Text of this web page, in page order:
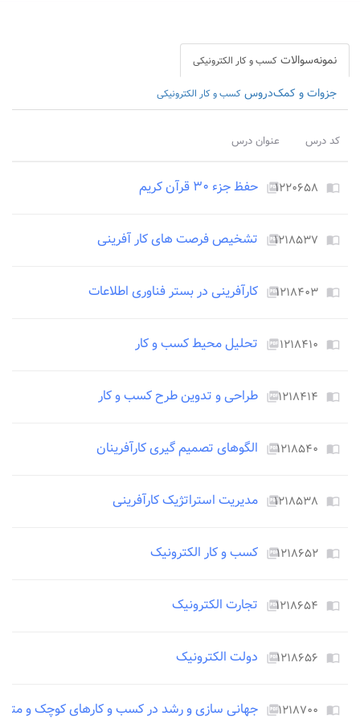
نمونه‌سوالات کسب و کار الکترونیکی
جزوات و کمک‌دروس کسب و کار الکترونیکی
کد درس عنوان درس
import_contacts ۱۲۲۰۶۵۸picture_as_pdf حفظ جزء ۳۰ قرآن کریم
import_contacts ۱۲۱۸۵۳۷picture_as_pdf تشخیص فرصت های کار آفرینی
import_contacts ۱۲۱۸۴۰۳picture_as_pdf کارآفرینی در بستر فناوری اطلاعات
import_contacts ۱۲۱۸۴۱۰picture_as_pdf تحلیل محیط کسب و کار
import_contacts ۱۲۱۸۴۱۴picture_as_pdf طراحی و تدوین طرح کسب و کار
import_contacts ۱۲۱۸۵۴۰picture_as_pdf الگوهای تصمیم گیری کارآفرینان
import_contacts ۱۲۱۸۵۳۸picture_as_pdf مدیریت استراتژیک کارآفرینی
import_contacts ۱۲۱۸۶۵۲picture_as_pdf کسب و کار الکترونیک
import_contacts ۱۲۱۸۶۵۴picture_as_pdf تجارت الکترونیک
import_contacts ۱۲۱۸۶۵۶picture_as_pdf دولت الکترونیک
import_contacts ۱۲۱۸۷۰۰picture_as_pdf جهانی سازی و رشد در کسب و کارهای کوچک و